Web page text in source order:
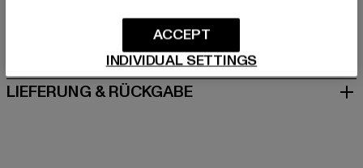
GRÖSSE & PASSFORM
PFLEGEHINWEISE
LIEFERUNG & RÜCKGABE
INDIVIDUAL SETTINGS
ACCEPT